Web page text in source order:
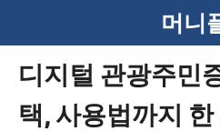
텐
머니
디지털 관광주민
택, 사용법까지